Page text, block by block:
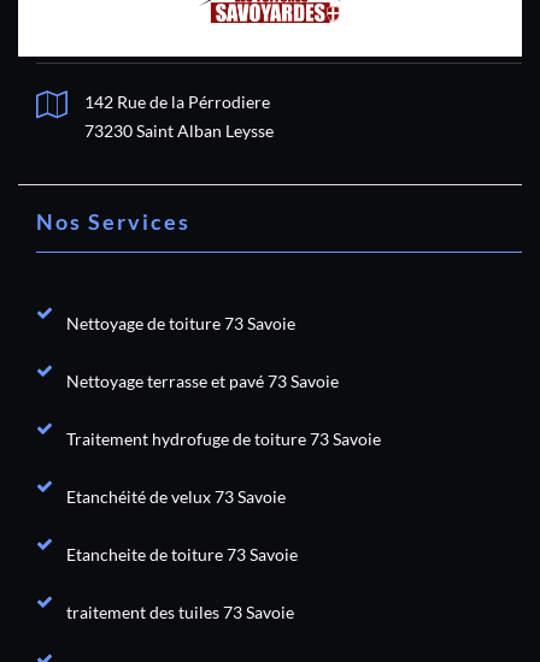
142 Rue de la Pérrodiere
73230 Saint Alban Leysse
Nos Services
Nettoyage de toiture 73 Savoie
Nettoyage terrasse et pavé 73 Savoie
Traitement hydrofuge de toiture 73 Savoie
Etanchéité de velux 73 Savoie
Etancheite de toiture 73 Savoie
traitement des tuiles 73 Savoie